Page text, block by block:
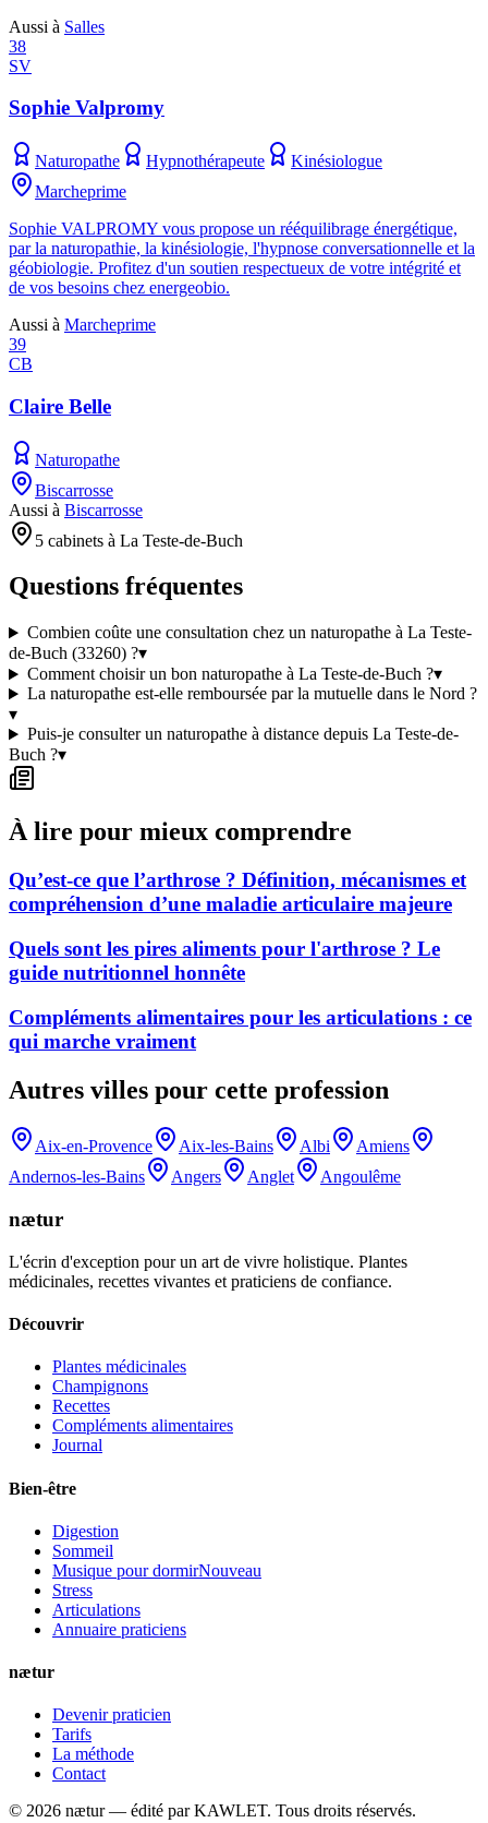
Aussi à Salles
38
SV
Sophie Valpromy
Naturopathe Hypnothérapeute
Kinésiologue
Marcheprime
Sophie VALPROMY vous propose un rééquilibrage énergétique,
par la naturopathie, la kinésiologie, l'hypnose conversationnelle et la
géobiologie. Profitez d'un soutien respectueux de votre intégrité et
de vos besoins chez energeobio.
Aussi à Marcheprime
39
CB
Claire Belle
Naturopathe
Biscarrosse
Aussi à Biscarrosse
5 cabinets à La Teste-de-Buch
Questions fréquentes
Combien coûte une consultation chez un naturopathe à La Teste-
de-Buch (33260) ?▾
Comment choisir un bon naturopathe à La Teste-de-Buch ?▾
La naturopathe est-elle remboursée par la mutuelle dans le Nord ?
▾
Puis-je consulter un naturopathe à distance depuis La Teste-de-
Buch ?▾
À lire pour mieux comprendre
Qu’est-ce que l’arthrose ? Définition, mécanismes et
compréhension d’une maladie articulaire majeure
Quels sont les pires aliments pour l'arthrose ? Le
guide nutritionnel honnête
Compléments alimentaires pour les articulations : ce
qui marche vraiment
Autres villes pour cette profession
Aix-en-Provence Aix-les-Bains Albi
Amiens
Andernos-les-Bains
Angers Anglet Angoulême
nætur
L'écrin d'exception pour un art de vivre holistique. Plantes
médicinales, recettes vivantes et praticiens de confiance.
Découvrir
Plantes médicinales
Champignons
Recettes
Compléments alimentaires
Journal
Bien-être
Digestion
Sommeil
Musique pour dormirNouveau
Stress
Articulations
Annuaire praticiens
nætur
Devenir praticien
Tarifs
La méthode
Contact
© 2026 nætur — édité par KAWLET. Tous droits réservés.